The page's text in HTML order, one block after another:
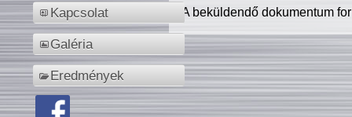
Kapcsolat
Galéria
Eredmények
A beküldendő dokumentum